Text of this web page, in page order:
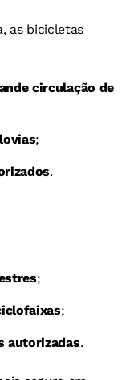
as bicicletas
circulação de
;
.
;
;
autorizadas.